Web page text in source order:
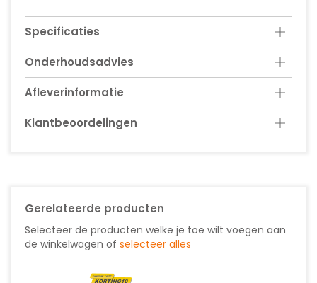
Specificaties
Onderhoudsadvies
Afleverinformatie
Klantbeoordelingen
Gerelateerde producten
Selecteer de producten welke je toe wilt voegen aan
de winkelwagen of selecteer alles